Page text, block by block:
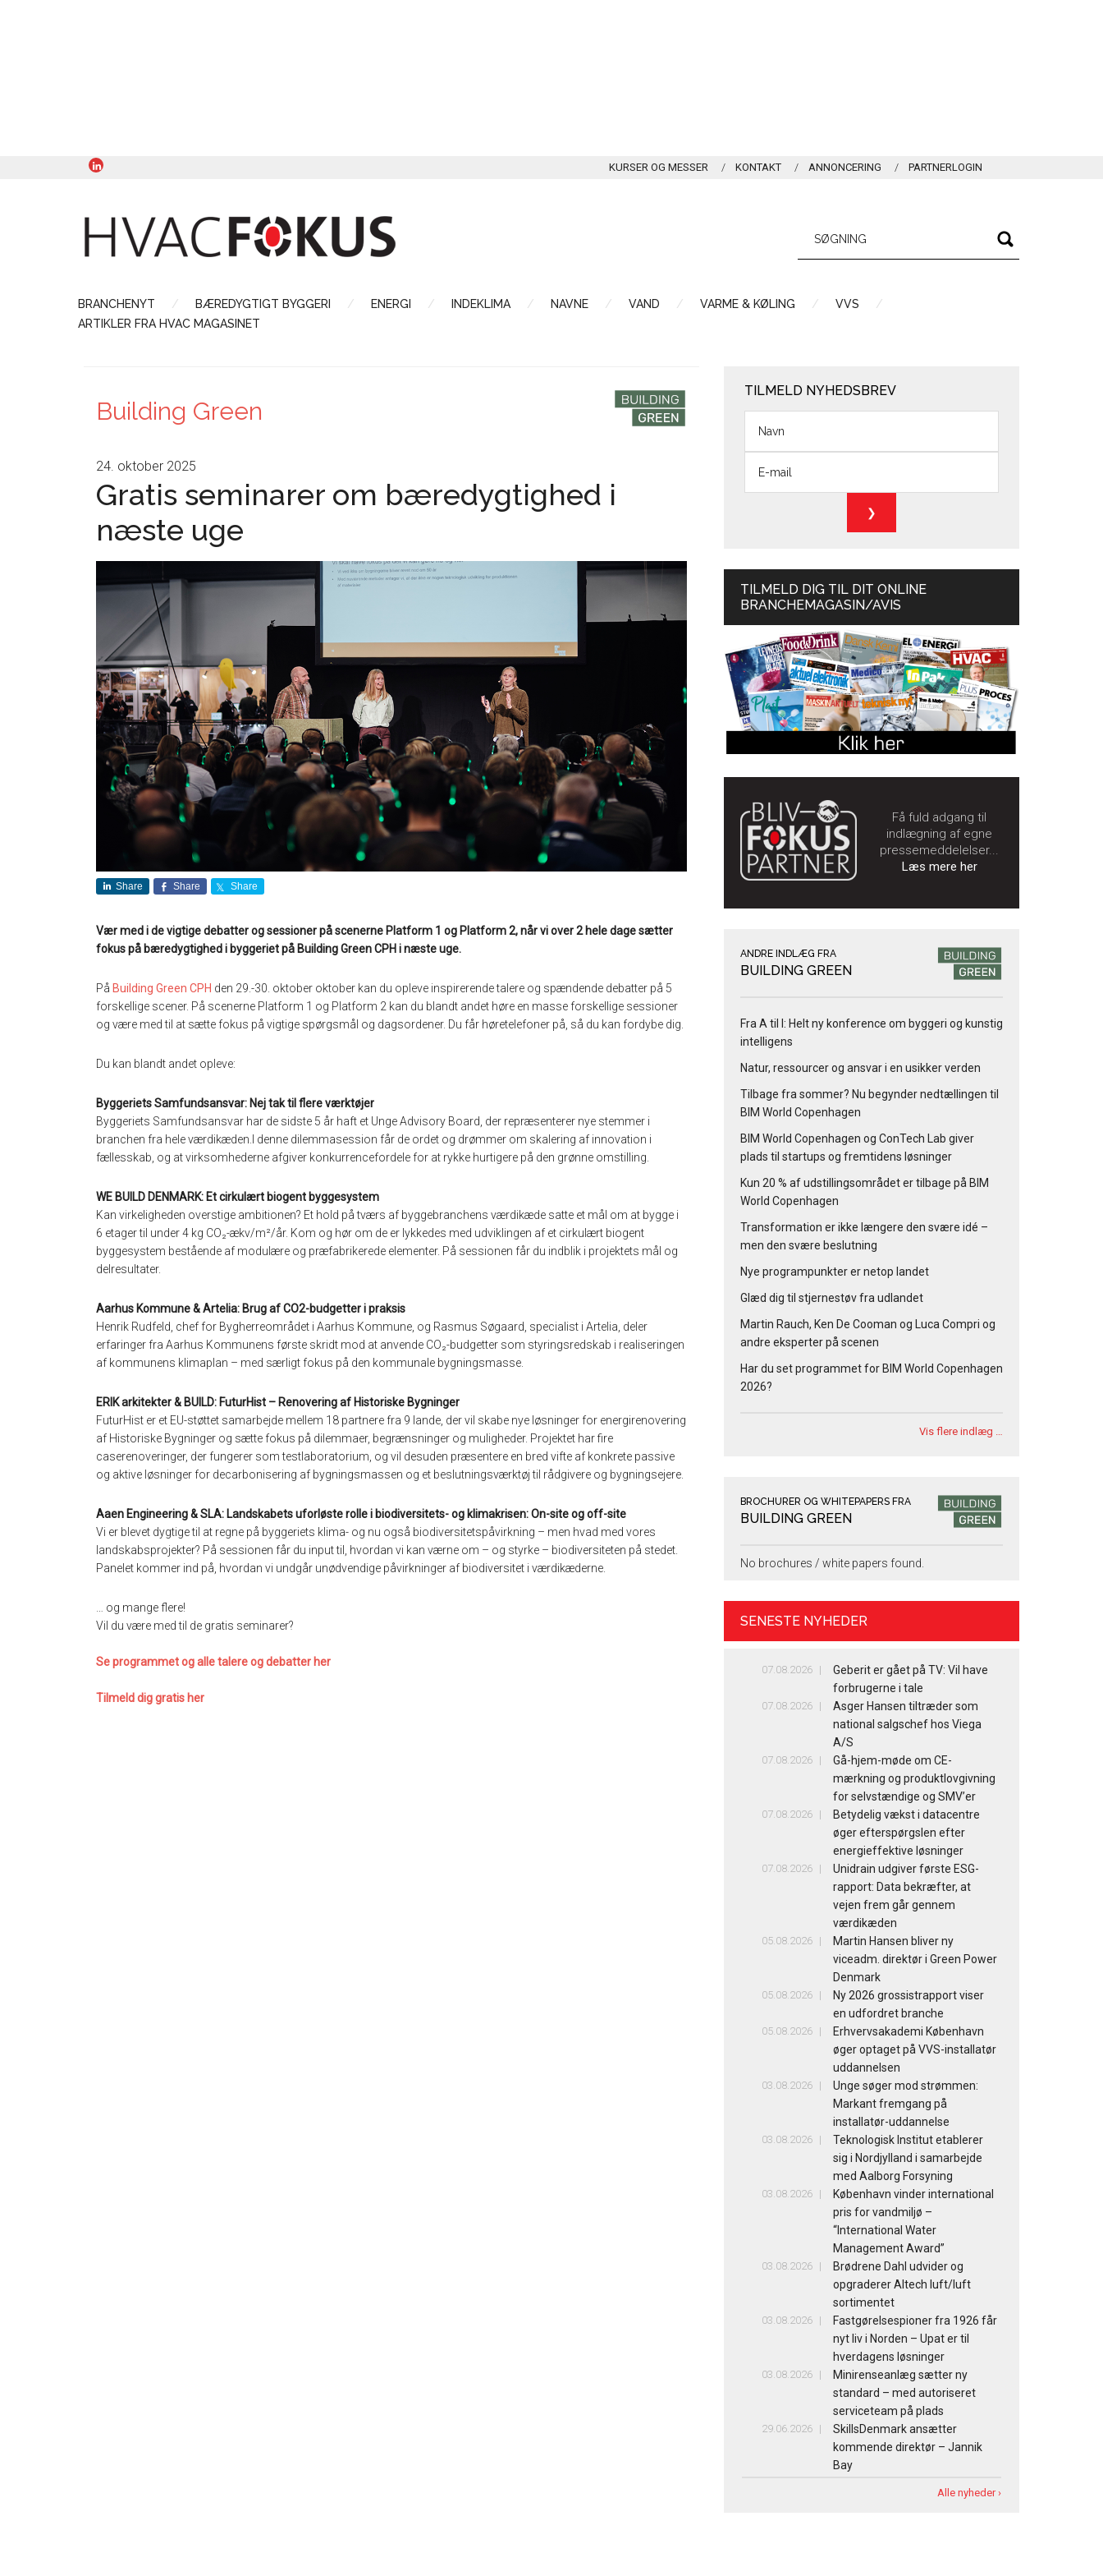
KURSER OG MESSER KONTAKT ANNONCERING PARTNERLOGIN
BRANCHENYT BÆREDYGTIGT BYGGERI ENERGI INDEKLIMA NAVNE VAND VARME & KØLING
VVS
ARTIKLER FRA HVAC MAGASINET
Building Green
24. oktober 2025
Gratis seminarer om bæredygtighed i
næste uge
Share Share Share
Vær med i de vigtige debatter og sessioner på scenerne Platform 1 og Platform 2, når vi over 2 hele dage sætter
fokus på bæredygtighed i byggeriet på Building Green CPH i næste uge.
På Building Green CPH den 29.-30. oktober oktober kan du opleve inspirerende talere og spændende debatter på 5
forskellige scener. På scenerne Platform 1 og Platform 2 kan du blandt andet høre en masse forskellige sessioner
og være med til at sætte fokus på vigtige spørgsmål og dagsordener. Du får høretelefoner på, så du kan fordybe dig.
Du kan blandt andet opleve:
Byggeriets Samfundsansvar: Nej tak til flere værktøjer
Byggeriets Samfundsansvar har de sidste 5 år haft et Unge Advisory Board, der repræsenterer nye stemmer i
branchen fra hele værdikæden.I denne dilemmasession får de ordet og drømmer om skalering af innovation i
fællesskab, og at virksomhederne afgiver konkurrencefordele for at rykke hurtigere på den grønne omstilling.
WE BUILD DENMARK: Et cirkulært biogent byggesystem
Kan virkeligheden overstige ambitionen? Et hold på tværs af byggebranchens værdikæde satte et mål om at bygge i
6 etager til under 4 kg CO₂-ækv/m²/år. Kom og hør om de er lykkedes med udviklingen af et cirkulært biogent
byggesystem bestående af modulære og præfabrikerede elementer. På sessionen får du indblik i projektets mål og
delresultater.
Aarhus Kommune & Artelia: Brug af CO2-budgetter i praksis
Henrik Rudfeld, chef for Bygherreområdet i Aarhus Kommune, og Rasmus Søgaard, specialist i Artelia, deler
erfaringer fra Aarhus Kommunens første skridt mod at anvende CO₂-budgetter som styringsredskab i realiseringen
af kommunens klimaplan – med særligt fokus på den kommunale bygningsmasse.
ERIK arkitekter & BUILD: FuturHist – Renovering af Historiske Bygninger
FuturHist er et EU-støttet samarbejde mellem 18 partnere fra 9 lande, der vil skabe nye løsninger for energirenovering
af Historiske Bygninger og sætte fokus på dilemmaer, begrænsninger og muligheder. Projektet har fire
caserenoveringer, der fungerer som testlaboratorium, og vil desuden præsentere en bred vifte af konkrete passive
og aktive løsninger for decarbonisering af bygningsmassen og et beslutningsværktøj til rådgivere og bygningsejere.
Aaen Engineering & SLA: Landskabets uforløste rolle i biodiversitets- og klimakrisen: On-site og off-site
Vi er blevet dygtige til at regne på byggeriets klima- og nu også biodiversitetspåvirkning – men hvad med vores
landskabsprojekter? På sessionen får du input til, hvordan vi kan værne om – og styrke – biodiversiteten på stedet.
Panelet kommer ind på, hvordan vi undgår unødvendige påvirkninger af biodiversitet i værdikæderne.
… og mange flere!
Vil du være med til de gratis seminarer?
Se programmet og alle talere og debatter her
Tilmeld dig gratis her
TILMELD NYHEDSBREV
TILMELD DIG TIL DIT ONLINE
BRANCHEMAGASIN/AVIS
Få fuld adgang til
indlægning af egne
pressemeddelelser...
Læs mere her
ANDRE INDLÆG FRA
BUILDING GREEN
Fra A til I: Helt ny konference om byggeri og kunstig
intelligens
Natur, ressourcer og ansvar i en usikker verden
Tilbage fra sommer? Nu begynder nedtællingen til
BIM World Copenhagen
BIM World Copenhagen og ConTech Lab giver
plads til startups og fremtidens løsninger
Kun 20 % af udstillingsområdet er tilbage på BIM
World Copenhagen
Transformation er ikke længere den svære idé –
men den svære beslutning
Nye programpunkter er netop landet
Glæd dig til stjernestøv fra udlandet
Martin Rauch, Ken De Cooman og Luca Compri og
andre eksperter på scenen
Har du set programmet for BIM World Copenhagen
2026?
Vis flere indlæg …
BROCHURER OG WHITEPAPERS FRA
BUILDING GREEN
No brochures / white papers found.
SENESTE NYHEDER
07.08.2026
Geberit er gået på TV: Vil have
forbrugerne i tale
07.08.2026
Asger Hansen tiltræder som
national salgschef hos Viega
A/S
07.08.2026
Gå-hjem-møde om CE-
mærkning og produktlovgivning
for selvstændige og SMV’er
07.08.2026
Betydelig vækst i datacentre
øger efterspørgslen efter
energieffektive løsninger
07.08.2026
Unidrain udgiver første ESG-
rapport: Data bekræfter, at
vejen frem går gennem
værdikæden
05.08.2026
Martin Hansen bliver ny
viceadm. direktør i Green Power
Denmark
05.08.2026
Ny 2026 grossistrapport viser
en udfordret branche
05.08.2026
Erhvervsakademi København
øger optaget på VVS-installatør
uddannelsen
03.08.2026
Unge søger mod strømmen:
Markant fremgang på
installatør-uddannelse
03.08.2026
Teknologisk Institut etablerer
sig i Nordjylland i samarbejde
med Aalborg Forsyning
03.08.2026
København vinder international
pris for vandmiljø –
“International Water
Management Award”
03.08.2026
Brødrene Dahl udvider og
opgraderer Altech luft/luft
sortimentet
03.08.2026
Fastgørelsespioner fra 1926 får
nyt liv i Norden – Upat er til
hverdagens løsninger
03.08.2026
Minirenseanlæg sætter ny
standard – med autoriseret
serviceteam på plads
29.06.2026
SkillsDenmark ansætter
kommende direktør – Jannik
Bay
Alle nyheder ›